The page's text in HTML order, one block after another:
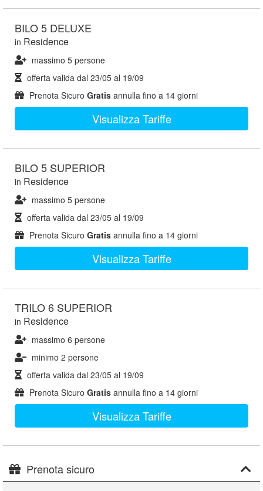
BILO 5 DELUXE
in Residence
massimo 5 persone
offerta valida dal 23/05 al 19/09
Prenota Sicuro Gratis annulla fino a 14 giorni
Visualizza Tariffe
BILO 5 SUPERIOR
in Residence
massimo 5 persone
offerta valida dal 23/05 al 19/09
Prenota Sicuro Gratis annulla fino a 14 giorni
Visualizza Tariffe
TRILO 6 SUPERIOR
in Residence
massimo 6 persone
minimo 2 persone
offerta valida dal 23/05 al 19/09
Prenota Sicuro Gratis annulla fino a 14 giorni
Visualizza Tariffe
Prenota sicuro